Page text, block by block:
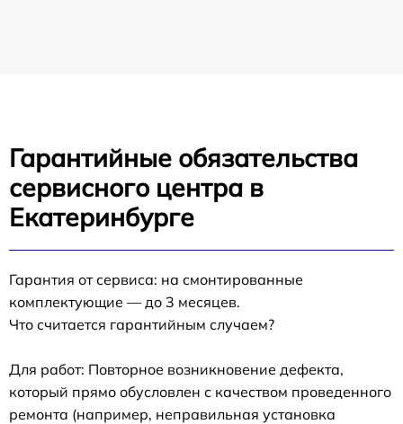
Гарантийные обязательства
сервисного центра в
Екатеринбурге
Гарантия от сервиса: на смонтированные
комплектующие — до 3 месяцев.
Что считается гарантийным случаем?
Для работ: Повторное возникновение дефекта,
который прямо обусловлен с качеством проведенного
ремонта (например, неправильная установка